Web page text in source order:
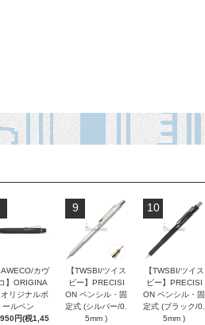
カヴ
】ORIGINA
リジナルボ
ールペン
円(税1,45
9
【TWSBI/ツイス
ビー】PRECISI
ON ペンシル・固
定式 (シルバー/0.
5mm )
10
【TWSBI/ツイス
ビー】PRECISI
ON ペンシル・固
定式 (ブラック/0.
5mm )